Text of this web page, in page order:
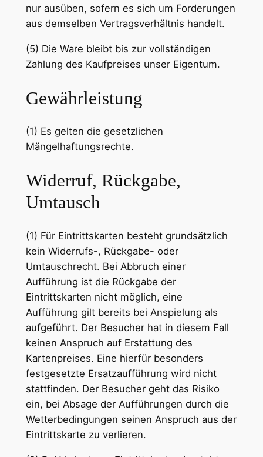
nur ausüben, sofern es sich um Forderungen
aus demselben Vertragsverhältnis handelt.
(5) Die Ware bleibt bis zur vollständigen
Zahlung des Kaufpreises unser Eigentum.
Gewährleistung
(1) Es gelten die gesetzlichen
Mängelhaftungsrechte.
Widerruf, Rückgabe,
Umtausch
(1) Für Eintrittskarten besteht grundsätzlich
kein Widerrufs-, Rückgabe- oder
Umtauschrecht. Bei Abbruch einer
Aufführung ist die Rückgabe der
Eintrittskarten nicht möglich, eine
Aufführung gilt bereits bei Anspielung als
aufgeführt. Der Besucher hat in diesem Fall
keinen Anspruch auf Erstattung des
Kartenpreises. Eine hierfür besonders
festgesetzte Ersatzaufführung wird nicht
stattfinden. Der Besucher geht das Risiko
ein, bei Absage der Aufführungen durch die
Wetterbedingungen seinen Anspruch aus der
Eintrittskarte zu verlieren.